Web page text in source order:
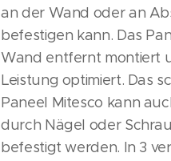
an der Wand oder an
befestigen kann. Das
Wand entfernt montiert
Leistung optimiert. Das
Paneel Mitesco kann
durch Nägel oder
befestigt werden. In 3